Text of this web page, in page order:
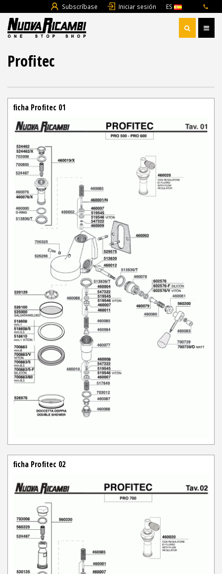
Subscríbase Iniciar sesión ES
Profitec
ficha Profitec 01
ficha Profitec 02